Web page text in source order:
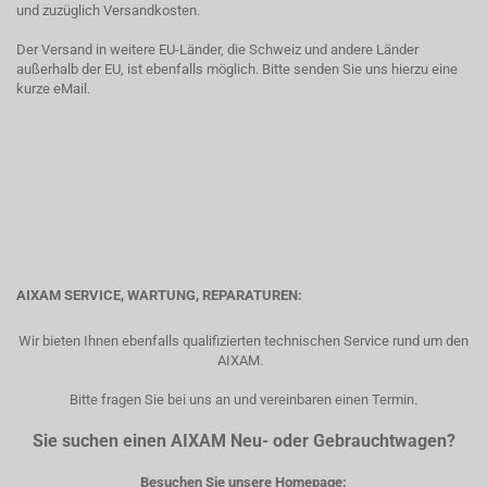
und zuzüglich Versandkosten.
Der Versand in weitere EU-Länder, die Schweiz und andere Länder
außerhalb der EU, ist ebenfalls möglich. Bitte senden Sie uns hierzu eine
kurze eMail.
AIXAM SERVICE, WARTUNG, REPARATUREN:
Wir bieten Ihnen ebenfalls qualifizierten technischen Service rund um den
AIXAM.
Bitte fragen Sie bei uns an und vereinbaren einen Termin.
Sie suchen einen AIXAM Neu- oder Gebrauchtwagen?
Besuchen Sie unsere Homepage: